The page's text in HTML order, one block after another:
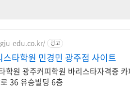
edu.co.kr/ 광고
스타학원 민경민 광주점 사이트
학원 광주커피학원 바리스타자격증
36 유승빌딩 6층